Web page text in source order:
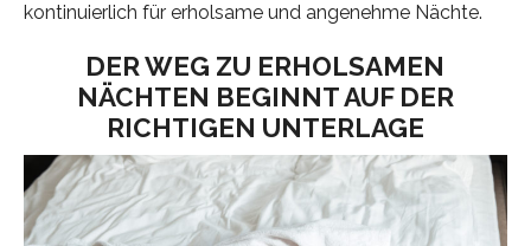
kontinuierlich für erholsame und angenehme Nächte.
DER WEG ZU ERHOLSAMEN
NÄCHTEN BEGINNT AUF DER
RICHTIGEN UNTERLAGE